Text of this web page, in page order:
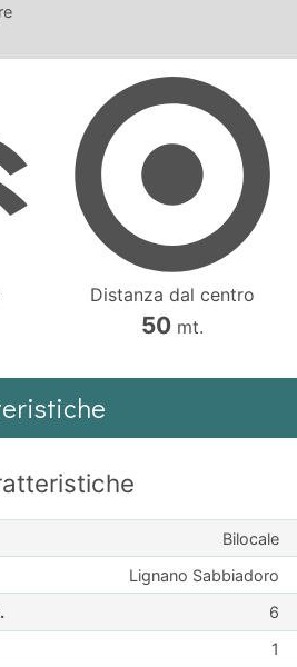
Distanza dal centro
50 mt.
Bilocale
Lignano Sabbiadoro
6
1